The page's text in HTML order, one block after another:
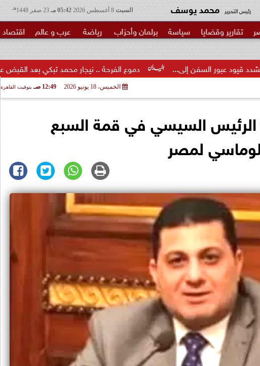
السبت 05:42 مـ هـ رئيس التحرير محمد يوسف
تقارير وقضايا سياسة برلمان وأحزاب رياضة عرب و عالم اقتصاد
دموع الفرحة .. نيجار محمد تبكي بعد القبض على المتورط... إلى...
الخميس، 18 يونيو 2026 12:49 صـ بتوقيت القاهرة
الرئيس السيسي في قمة السبع
لمصر